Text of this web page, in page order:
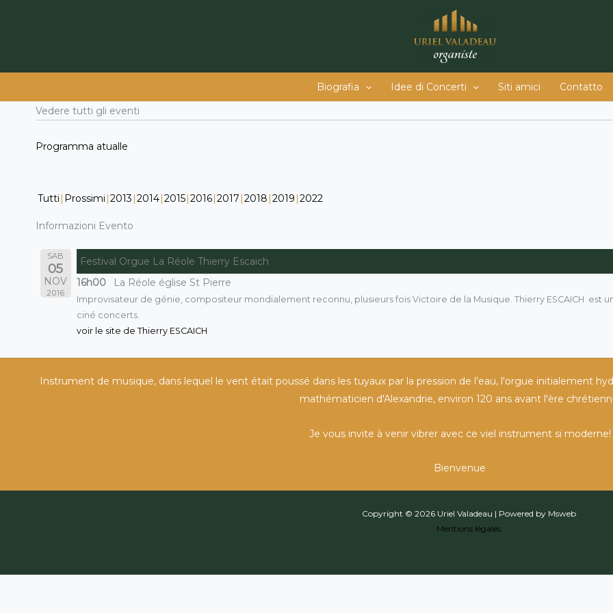
Biografia Idee di Concerti Siti amici
Contatto
Vedere tutti gli eventi
Programma atualle
Tutti Prossimi 2013 2014 2015 2016 2017 2018 2019 2022
Informazioni Evento
SAB
05
NOV
2016
Festival Orgue La Réole Thierry Escaich
16h00
La Réole église St Pierre
Improvisateur de génie, compositeur mondialement reconnu, plusieurs fois Victoire de la Musique. Thierry ESCAICH est
ciné concerts.
voir le site de Thierry ESCAICH
Instrument de musique, dans lequel le vent était poussé dans les tuyaux par la pression de l'eau, l'orgue initialement
mathématicien d'Alexandrie, environ 120 ans avant l'ère
Je vous invite à venir vibrer avec ce viel instrument si moderne!
Bienvenue
Copyright © 2026 Uriel Valadeau | Powered by Msweb
Mentions légales